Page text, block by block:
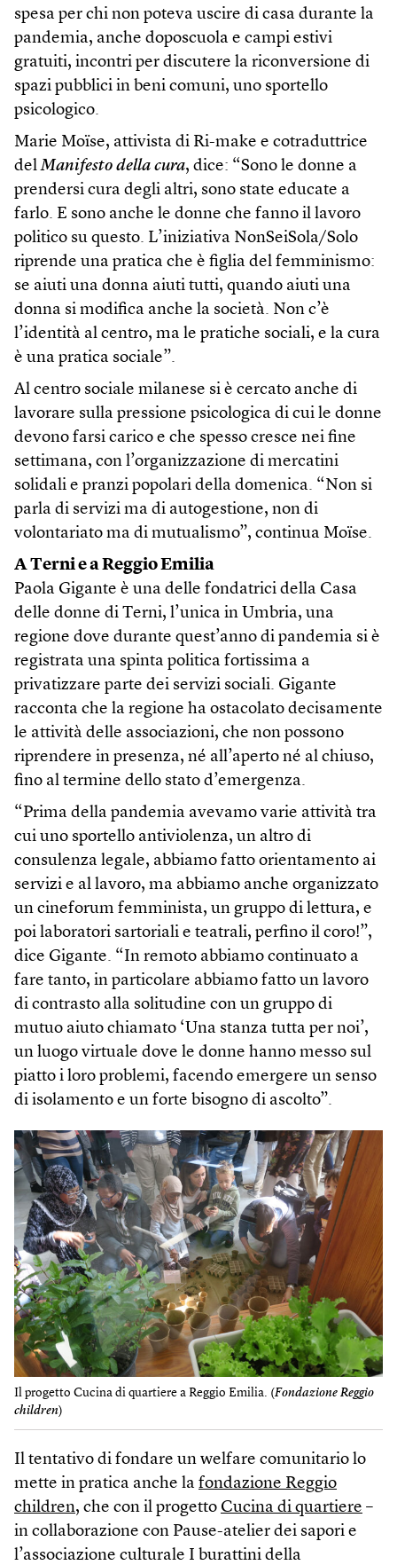
spesa per chi non poteva uscire di casa durante la
pandemia, anche doposcuola e campi estivi
gratuiti, incontri per discutere la riconversione di
spazi pubblici in beni comuni, uno sportello
psicologico.
Marie Moïse, attivista di Ri-make e cotraduttrice
delManifesto della cura, dice: “Sono le donne a
prendersi cura degli altri, sono state educate a
farlo. E sono anche le donne che fanno il lavoro
politico su questo. L’iniziativa NonSeiSola/Solo
riprende una pratica che è figlia del femminismo:
se aiuti una donna aiuti tutti, quando aiuti una
donna si modifica anche la società. Non c’è
l’identità al centro, ma le pratiche sociali, e la cura
è una pratica sociale”.
Al centro sociale milanese si è cercato anche di
lavorare sulla pressione psicologica di cui le donne
devono farsi carico e che spesso cresce nei fine
settimana, con l’organizzazione di mercatini
solidali e pranzi popolari della domenica. “Non si
parla di servizi ma di autogestione, non di
volontariato ma di mutualismo”, continua Moïse.
A Terni e a Reggio Emilia
Paola Gigante è una delle fondatrici della Casa
delle donne di Terni, l’unica in Umbria, una
regione dove durante quest’anno di pandemia si è
registrata una spinta politica fortissima a
privatizzare parte dei servizi sociali. Gigante
racconta che la regione ha ostacolato decisamente
le attività delle associazioni, che non possono
riprendere in presenza, né all’aperto né al chiuso,
fino al termine dello stato d’emergenza.
“Prima della pandemia avevamo varie attività tra
cui uno sportello antiviolenza, un altro di
consulenza legale, abbiamo fatto orientamento ai
servizi e al lavoro, ma abbiamo anche organizzato
un cineforum femminista, un gruppo di lettura, e
poi laboratori sartoriali e teatrali, perfino il coro!”,
dice Gigante. “In remoto abbiamo continuato a
fare tanto, in particolare abbiamo fatto un lavoro
di contrasto alla solitudine con un gruppo di
mutuo aiuto chiamato ‘Una stanza tutta per noi’,
un luogo virtuale dove le donne hanno messo sul
piatto i loro problemi, facendo emergere un senso
di isolamento e un forte bisogno di ascolto”.
Il progetto Cucina di quartiere a Reggio Emilia. (Fondazione Reggio
children)
Il tentativo di fondare un welfare comunitario lo
mette in pratica anche la fondazione Reggio
children, che con il progetto Cucina di quartiere –
in collaborazione con Pause-atelier dei sapori e
l’associazione culturale I burattini della